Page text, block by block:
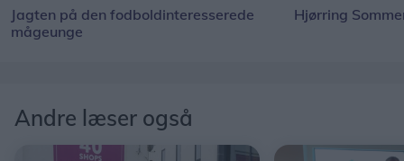
Jagten på den fodboldinteresserede
mågeunge
Hjørring
Andre læser også